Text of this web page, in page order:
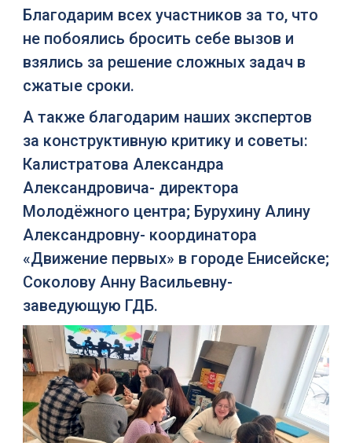
Благодарим всех участников за то, что
не побоялись бросить себе вызов и
взялись за решение сложных задач в
сжатые сроки.
А также благодарим наших экспертов
за конструктивную критику и советы:
Калистратова Александра
Александровича- директора
Молодёжного центра; Бурухину Алину
Александровну- координатора
«Движение первых» в городе Енисейске;
Соколову Анну Васильевну-
заведующую ГДБ.